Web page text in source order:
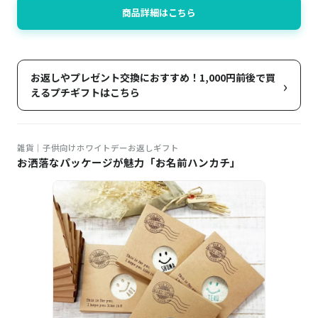
商品詳細はこちら
お返しやプレゼント交換におすすめ！1,000円前後で買
えるプチギフトはこちら
›
雑貨｜子供向けホワイトデーお返しギフト
お洒落なパッケージが魅力「お名前ハンカチ」